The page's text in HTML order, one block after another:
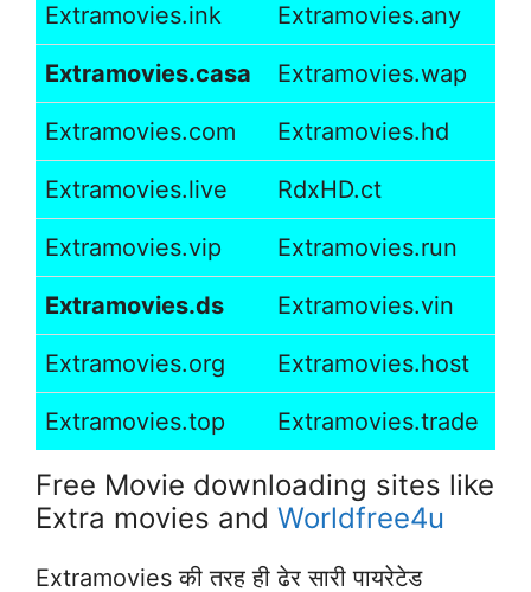
Extramovies.ink Extramovies.any
Extramovies.casa Extramovies.wap
Extramovies.com Extramovies.hd
Extramovies.live RdxHD.ct
Extramovies.vip Extramovies.run
Extramovies.ds Extramovies.vin
Extramovies.org Extramovies.host
Extramovies.top Extramovies.trade
Free Movie downloading sites like
Extra movies and Worldfree4u
Extramovies की तरह ही ढेर सारी पायरेटेड